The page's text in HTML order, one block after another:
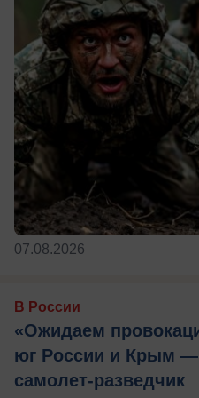
07.08.2026
В России
«Ожидаем
юг России и Крым —
самолет-разведчик